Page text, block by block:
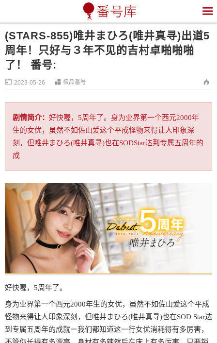

(STARS-855)唯井まひろ(唯井真寻)出道5
周年！只好与３年不见的吉村卓啪啪啪
了！ 番号:
 2023-05-26  极品番号 
剧情简介： 好快喔，5周年了。身为业界第一个西元2000年
生的女优，虽然不如佐山爱这个平成怪物来得让人印象深
刻，但唯井まひろ(唯井真寻)也在SODStar达到专属五周年的
成
好快喔，5周年了。
身为业界第一个西元2000年生的女优，虽然不如佐山爱这个平成
怪物来得让人印象深刻，但唯井まひろ(唯井真寻)也在SOD Star达
到专属五周年的成就ー我们都知道这一行女优消耗得有多厉害，